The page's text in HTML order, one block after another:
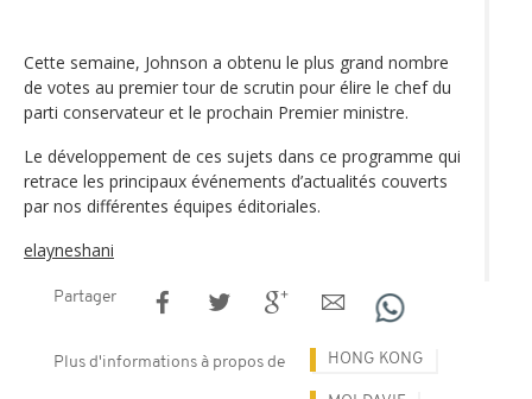
Cette semaine, Johnson a obtenu le plus grand nombre
de votes au premier tour de scrutin pour élire le chef du
parti conservateur et le prochain Premier ministre.
Le développement de ces sujets dans ce programme qui
retrace les principaux événements d’actualités couverts
par nos différentes équipes éditoriales.
elayneshani
Partager
Plus d'informations à propos de HONG KONG